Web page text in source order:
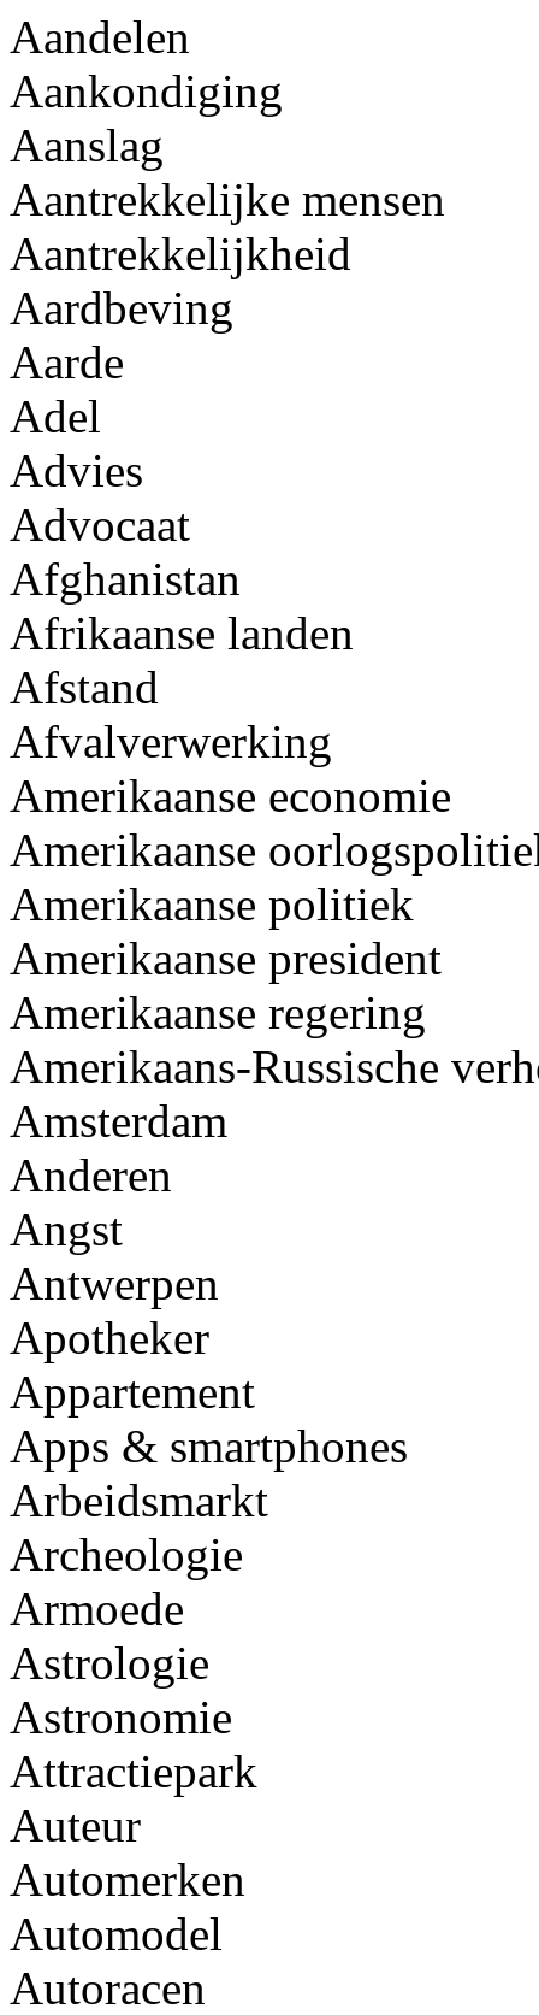
Aandelen
Aankondiging
Aanslag
Aantrekkelijke mensen
Aantrekkelijkheid
Aardbeving
Aarde
Adel
Advies
Advocaat
Afghanistan
Afrikaanse landen
Afstand
Afvalverwerking
Amerikaanse economie
Amerikaanse
Amerikaanse politiek
Amerikaanse president
Amerikaanse regering
Amerikaans-Russische
Amsterdam
Anderen
Angst
Antwerpen
Apotheker
Appartement
Apps & smartphones
Arbeidsmarkt
Archeologie
Armoede
Astrologie
Astronomie
Attractiepark
Auteur
Automerken
Automodel
Autoracen